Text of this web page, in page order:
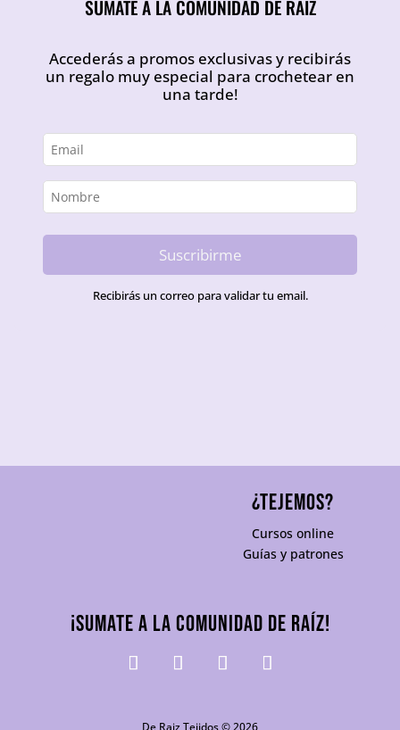
SUMATE A LA COMUNIDAD DE RAIZ
Accederás a promos exclusivas y recibirás
un regalo muy especial para crochetear en
una tarde!
Suscribirme
Recibirás un correo para validar tu email.
¿TEJEMOS?
Cursos online
Guías y patrones
¡Sumate a la comunidad De Raíz!